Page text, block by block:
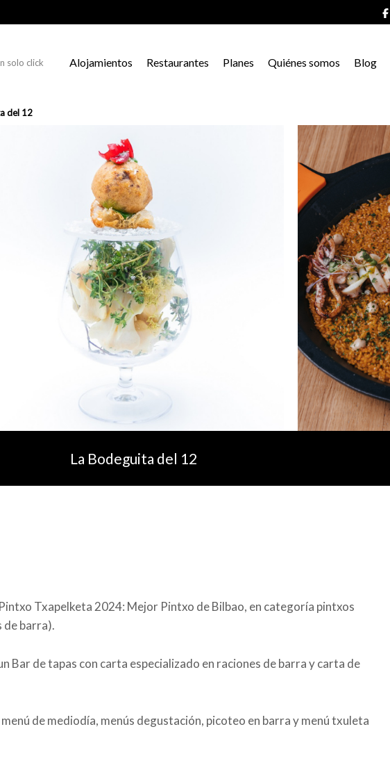
solo click Alojamientos Restaurantes Planes Quiénes somos Blog
del 12
La Bodeguita del 12
Txapelketa 2024: Mejor Pintxo de Bilbao, en categoría pintxos
barra).
Bar de tapas con carta especializado en raciones de barra y carta de
de mediodía, menús degustación, picoteo en barra y menú txuleta